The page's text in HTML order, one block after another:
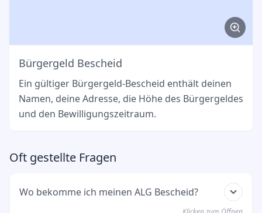
Bürgergeld Bescheid
Ein gültiger Bürgergeld-Bescheid enthält deinen
Namen, deine Adresse, die Höhe des Bürgergeldes
und den Bewilligungszeitraum.
Oft gestellte Fragen
Wo bekomme ich meinen ALG Bescheid?